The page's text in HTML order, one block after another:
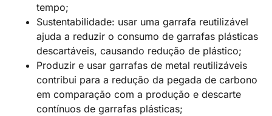
tempo;
Sustentabilidade: usar uma garrafa reutilizável
ajuda a reduzir o consumo de garrafas plásticas
descartáveis, causando redução de plástico;
Produzir e usar garrafas de metal reutilizáveis
contribui para a redução da pegada de carbono
em comparação com a produção e descarte
contínuos de garrafas plásticas;